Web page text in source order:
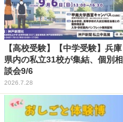
【高校受験】【中学受験】兵庫
県内の私立31校が集結、個別相
談会9/6
2026.7.28